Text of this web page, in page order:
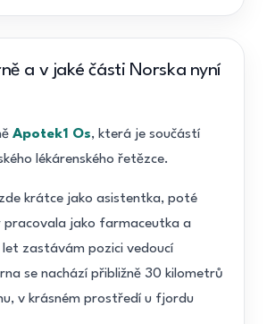
a v jaké části Norska nyní
Apotek1 Os, která je součástí
lékárenského řetězce.
krátce jako asistentka, poté
pracovala jako farmaceutka a
zastávám pozici vedoucí
se nachází přibližně 30 kilometrů
v krásném prostředí u fjordu